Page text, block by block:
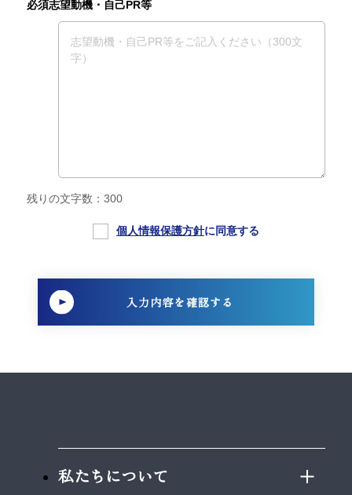
必須志望動機・自己PR等
残りの文字数： 300
個人情報保護方針に同意する
私たちについて